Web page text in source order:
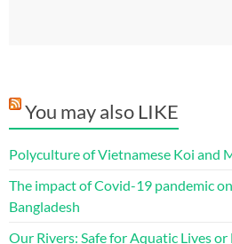
You may also LIKE
Polyculture of Vietnamese Koi and
The impact of Covid-19 pandemic
Bangladesh
Our Rivers: Safe for Aquatic Lives or